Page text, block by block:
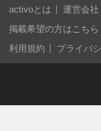
activoとは 運営会社
掲載希望の方はこちら
利用規約
プライバ